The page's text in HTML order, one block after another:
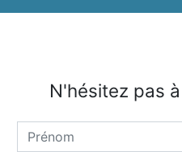
N'hésitez pas